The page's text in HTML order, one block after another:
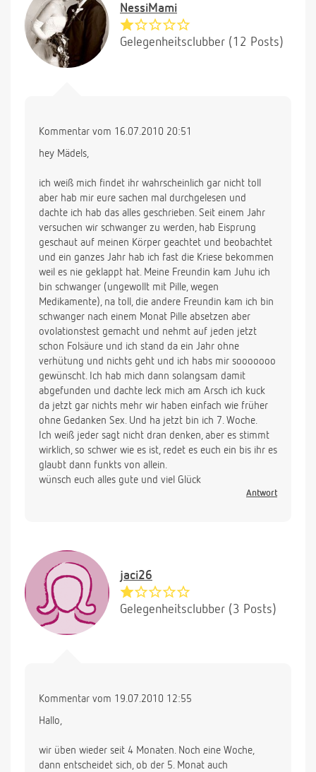
NessiMami
Gelegenheitsclubber (12 Posts)
Kommentar vom 16.07.2010 20:51
hey Mädels,
ich weiß mich findet ihr wahrscheinlich gar nicht toll
aber hab mir eure sachen mal durchgelesen und
dachte ich hab das alles geschrieben. Seit einem Jahr
versuchen wir schwanger zu werden, hab Eisprung
geschaut auf meinen Körper geachtet und beobachtet
und ein ganzes Jahr hab ich fast die Kriese bekommen
weil es nie geklappt hat. Meine Freundin kam Juhu ich
bin schwanger (ungewollt mit Pille, wegen
Medikamente), na toll, die andere Freundin kam ich bin
schwanger nach einem Monat Pille absetzen aber
ovolationstest gemacht und nehmt auf jeden jetzt
schon Folsäure und ich stand da ein Jahr ohne
verhütung und nichts geht und ich habs mir sooooooo
gewünscht. Ich hab mich dann solangsam damit
abgefunden und dachte leck mich am Arsch ich kuck
da jetzt gar nichts mehr wir haben einfach wie früher
ohne Gedanken Sex. Und ha jetzt bin ich 7. Woche.
Ich weiß jeder sagt nicht dran denken, aber es stimmt
wirklich, so schwer wie es ist, redet es euch ein bis ihr es
glaubt dann funkts von allein.
wünsch euch alles gute und viel Glück
Antwort
jaci26
Gelegenheitsclubber (3 Posts)
Kommentar vom 19.07.2010 12:55
Hallo,
wir üben wieder seit 4 Monaten. Noch eine Woche,
dann entscheidet sich, ob der 5. Monat auch